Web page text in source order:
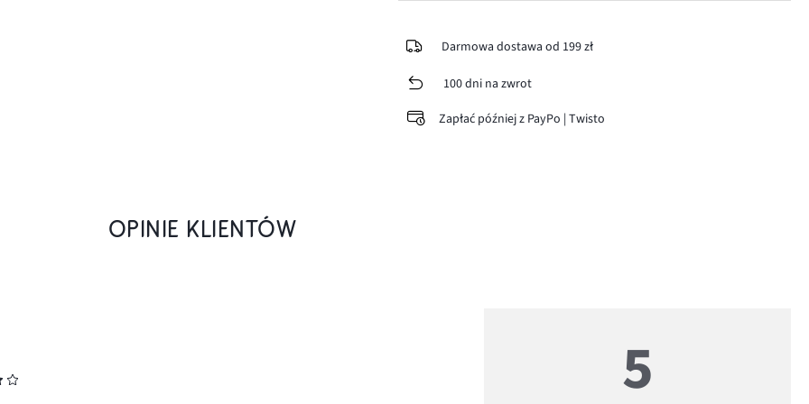
Darmowa dostawa od 199 zł
100 dni na zwrot
Zapłać później z PayPo | Twisto
OPINIE KLIENTÓW
5